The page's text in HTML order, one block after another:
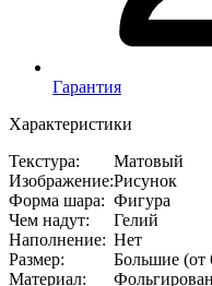
Гарантия
Характеристики
Текстура:
Матовый
Изображение:Рисунок
Форма шара: Фигура
Чем надут:
Гелий
Наполнение: Нет
Размер:
Большие (от
Материал: